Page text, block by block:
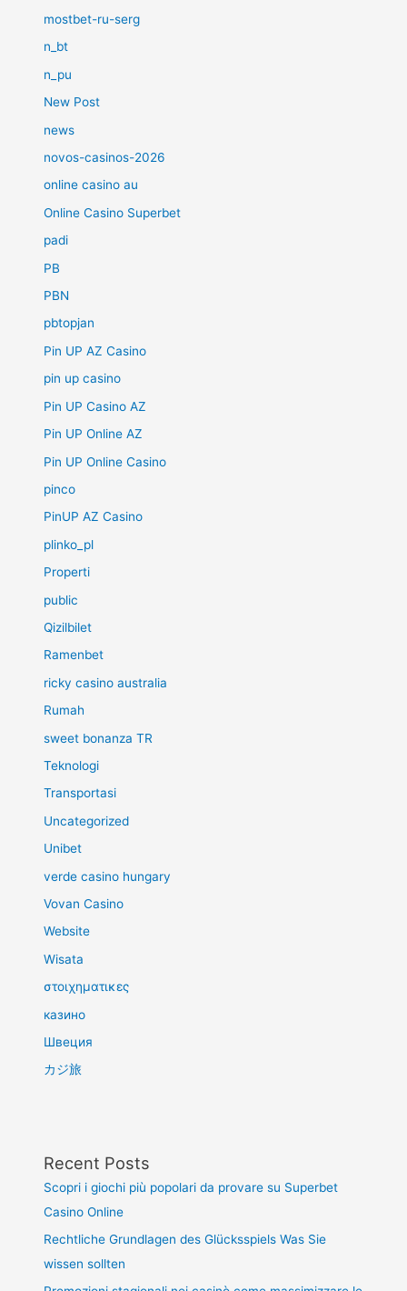
mostbet-ru-serg
n_bt
n_pu
New Post
news
novos-casinos-2026
online casino au
Online Casino Superbet
padi
PB
PBN
pbtopjan
Pin UP AZ Casino
pin up casino
Pin UP Casino AZ
Pin UP Online AZ
Pin UP Online Casino
pinco
PinUP AZ Casino
plinko_pl
Properti
public
Qizilbilet
Ramenbet
ricky casino australia
Rumah
sweet bonanza TR
Teknologi
Transportasi
Uncategorized
Unibet
verde casino hungary
Vovan Casino
Website
Wisata
στοιχηματικες
казино
Швеция
カジ旅
Recent Posts
Scopri i giochi più popolari da provare su Superbet
Casino Online
Rechtliche Grundlagen des Glücksspiels Was Sie
wissen sollten